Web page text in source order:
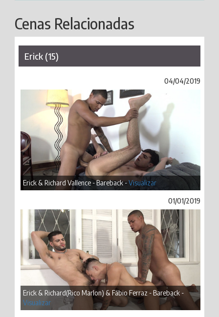
Cenas Relacionadas
Erick (15)
04/04/2019
Erick & Richard Vallence - Bareback -Visualizar
01/01/2019
Erick & Richard(Rico Marlon) & Fábio Ferraz - Bareback -
Visualizar